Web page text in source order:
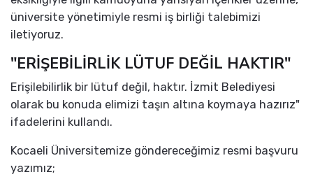
üniversite yönetimiyle resmi iş birliği talebimizi
iletiyoruz.
"ERİŞEBİLİRLİK LÜTUF DEĞİL HAKTIR"
Erişilebilirlik bir lütuf değil, haktır. İzmit Belediyesi
olarak bu konuda elimizi taşın altına koymaya hazırız"
ifadelerini kullandı.
Kocaeli Üniversitemize göndereceğimiz resmi başvuru
yazımız;